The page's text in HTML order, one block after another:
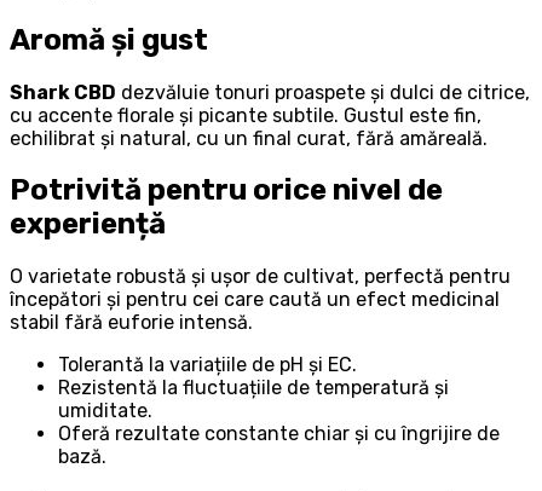
Aromă și gust
Shark CBD dezvăluie tonuri proaspete și dulci de citrice,
cu accente florale și picante subtile. Gustul este fin,
echilibrat și natural, cu un final curat, fără amăreală.
Potrivită pentru orice nivel de
experiență
O varietate robustă și ușor de cultivat, perfectă pentru
începători și pentru cei care caută un efect medicinal
stabil fără euforie intensă.
Tolerantă la variațiile de pH și EC.
Rezistentă la fluctuațiile de temperatură și
umiditate.
Oferă rezultate constante chiar și cu îngrijire de
bază.